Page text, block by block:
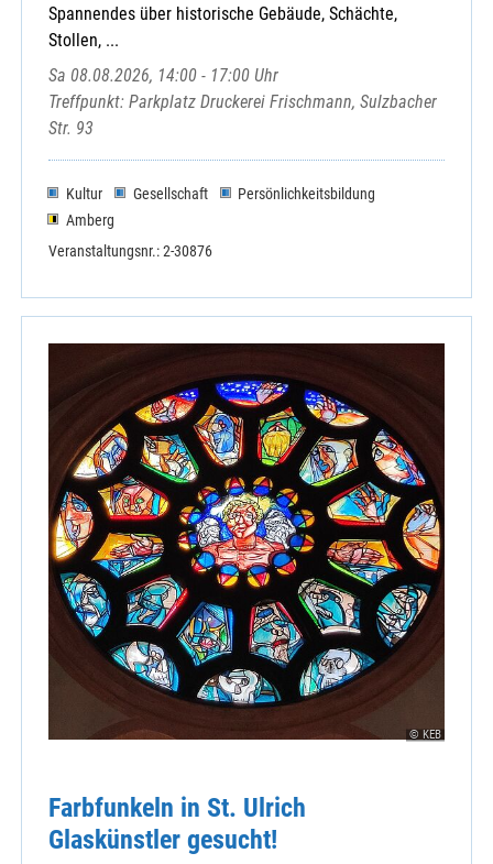
Spannendes über historische Gebäude, Schächte,
Stollen, ...
Sa 08.08.2026, 14:00 - 17:00 Uhr
Treffpunkt: Parkplatz Druckerei Frischmann, Sulzbacher
Str. 93
Kultur Gesellschaft
Persönlichkeitsbildung
Amberg
Veranstaltungsnr.: 2-30876
© KEB
Farbfunkeln in St. Ulrich
Glaskünstler gesucht!